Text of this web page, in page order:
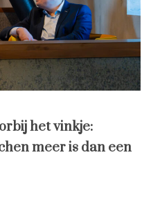
het vinkje:
meer is dan een